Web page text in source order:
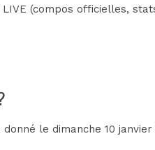
(compos officielles,
le dimanche 10